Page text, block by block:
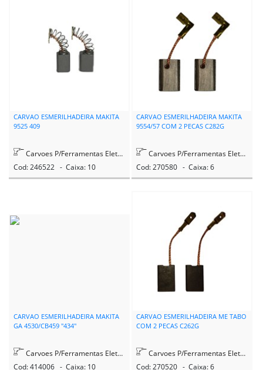
CARVAO ESMERILHADEIRA MAKITA
9525 409
Carvoes P/Ferramentas Eletricas
Cod: 246522 - Caixa: 10
CARVAO ESMERILHADEIRA MAKITA
9554/57 COM 2 PECAS C282G
Carvoes P/Ferramentas Eletricas
Cod: 270580 - Caixa: 6
CARVAO ESMERILHADEIRA MAKITA
GA 4530/CB459 "434"
Carvoes P/Ferramentas Eletricas
Cod: 414006 - Caixa: 10
CARVAO ESMERILHADEIRA ME TABO
COM 2 PECAS C262G
Carvoes P/Ferramentas Eletricas
Cod: 270520 - Caixa: 6